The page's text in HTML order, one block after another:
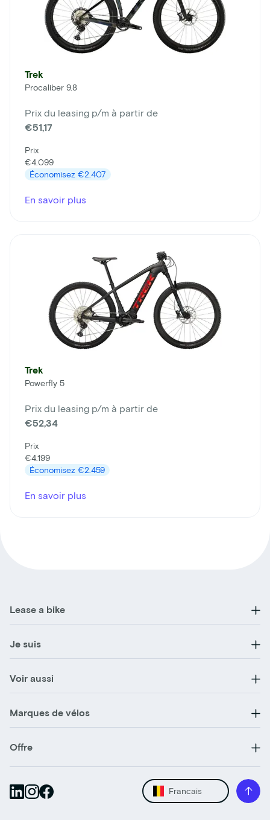
Trek
Procaliber 9.8
Prix du leasing p/m à partir de
€51,17
Prix
€4.099
Économisez €2.407
En savoir plus
Trek
Powerfly 5
Prix du leasing p/m à partir de
€52,34
Prix
€4.199
Économisez €2.459
En savoir plus
Lease a bike
Je suis
Voir aussi
Marques de vélos
Offre
Francais